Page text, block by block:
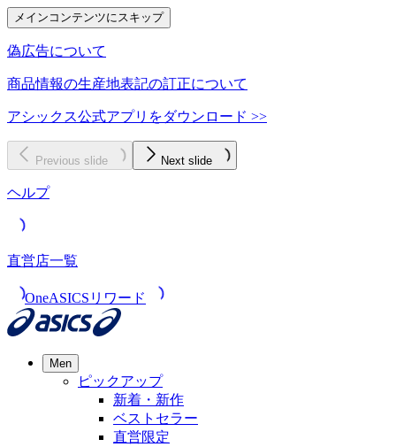
メインコンテンツにスキップ
偽広告について
商品情報の生産地表記の訂正について
アシックス公式アプリをダウンロード >>
Previous slide Next slide
ヘルプ
直営店一覧
OneASICSリワード
Men
ピックアップ
新着・新作
ベストセラー
直営限定